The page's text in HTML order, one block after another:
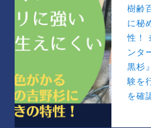
樹齢
に秘
性！
ンタ
黒杉
験を
を確